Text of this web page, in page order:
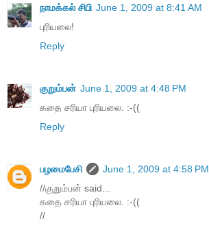
நாமக்கல் சிபி June 1, 2009 at 8:41 AM
புரியலை!
Reply
குறும்பன் June 1, 2009 at 4:48 PM
கதை சரியா புரியலை. :-((
Reply
பழமைபேசி
June 1, 2009 at 4:58 PM
//குறும்பன் said...
கதை சரியா புரியலை. :-((
//